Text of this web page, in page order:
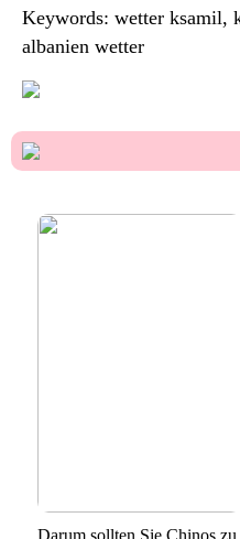
Keywords: wetter ksamil,
albanien wetter
Darum sollten Sie Chinos zu